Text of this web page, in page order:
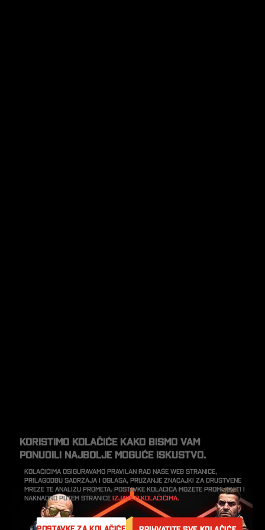
Koristimo kolačiće kako bismo vam
ponudili najbolje moguće iskustvo.
Kolačićima osiguravamo pravilan rad naše web stranice,
prilagodbu sadržaja i oglasa, pružanje značajki za društvene
mreže te analizu prometa. Postavke kolačića možete promijeniti i
naknadno putem straniceIzjave o kolačićima.